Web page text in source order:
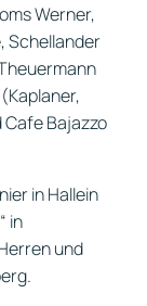
Werner,
Schellander
Bajazzo
in Hallein
in
und